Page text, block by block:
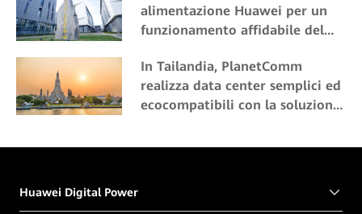
alimentazione Huawei per un
funzionamento affidabile del
In Tailandia, PlanetComm
realizza data center semplici ed
ecocompatibili con la soluzione
Huawei Digital Power